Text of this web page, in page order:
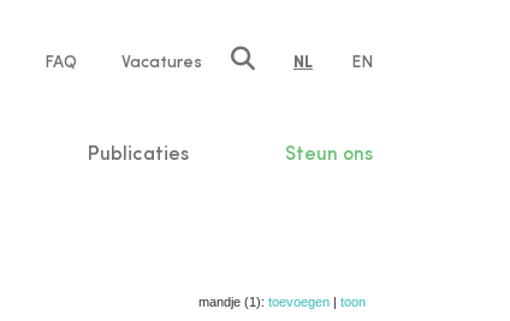
FAQ Vacatures NL EN
Publicaties Steun ons
mandje (1): toevoegen | toon